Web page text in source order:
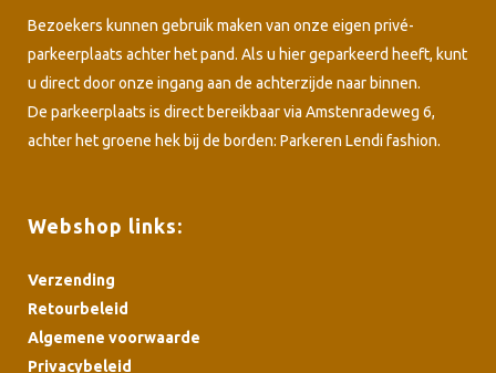
Bezoekers kunnen gebruik maken van onze eigen privé-
parkeerplaats achter het pand. Als u hier geparkeerd heeft, kunt
u direct door onze ingang aan de achterzijde naar binnen.
De parkeerplaats is direct bereikbaar via Amstenradeweg 6,
achter het groene hek bij de borden: Parkeren Lendi fashion.
Webshop links:
Verzending
Retourbeleid
Algemene voorwaarde
Privacybeleid